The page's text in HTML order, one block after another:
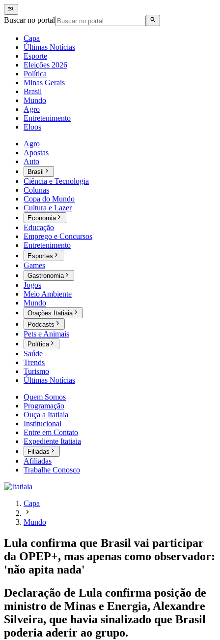
Buscar no portal
Capa
Últimas Notícias
Esporte
Eleições 2026
Política
Minas Gerais
Brasil
Mundo
Agro
Entretenimento
Eloos
Agro
Apostas
Auto
Brasil
Ciência e Tecnologia
Colunas
Copa do Mundo
Cultura e Lazer
Economia
Educação
Emprego e Concursos
Entretenimento
Esportes
Games
Gastronomia
Jogos
Meio Ambiente
Mundo
Orações Itatiaia
Podcasts
Pets e Animais
Política
Saúde
Trends
Turismo
Últimas Notícias
Quem Somos
Programação
Ouça a Itatiaia
Institucional
Entre em Contato
Expediente Itatiaia
Filiadas
Afiliadas
Trabalhe Conosco
Capa
Mundo
Lula confirma que Brasil vai participar
da OPEP+, mas apenas como observador:
'não apita nada'
Declaração de Lula confirma posição de
ministro de Minas e Energia, Alexandre
Silveira, que havia sinalizado que Brasil
poderia aderir ao grupo.